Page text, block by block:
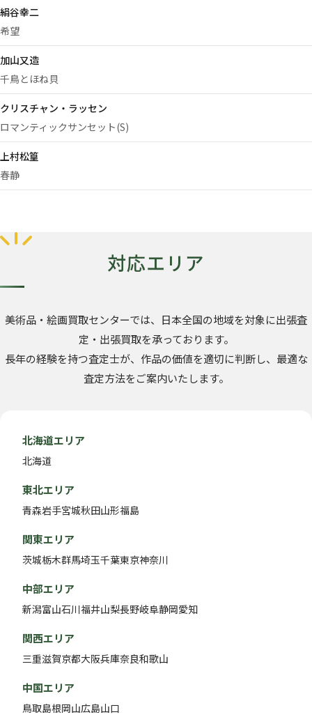
絹谷幸二
希望
加山又造
千鳥とほね貝
クリスチャン・ラッセン
ロマンティックサンセット(S)
上村松篁
春静
対応エリア
美術品・絵画買取センターでは、日本全国の地域を対象に出張査
定・出張買取を承っております。
長年の経験を持つ査定士が、作品の価値を適切に判断し、最適な
査定方法をご案内いたします。
北海道エリア
北海道
東北エリア
青森岩手宮城秋田山形福島
関東エリア
茨城栃木群馬埼玉千葉東京神奈川
中部エリア
新潟富山石川福井山梨長野岐阜静岡愛知
関西エリア
三重滋賀京都大阪兵庫奈良和歌山
中国エリア
鳥取島根岡山広島山口